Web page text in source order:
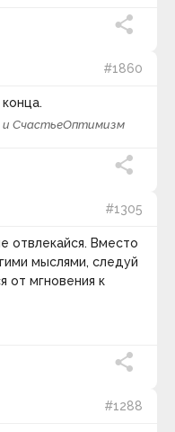
#1860
СчастьеОптимизм
#1305
отвлекайся. Вместо
мыслями, следуй
от мгновения к
#1288
keyboard_arrow_down